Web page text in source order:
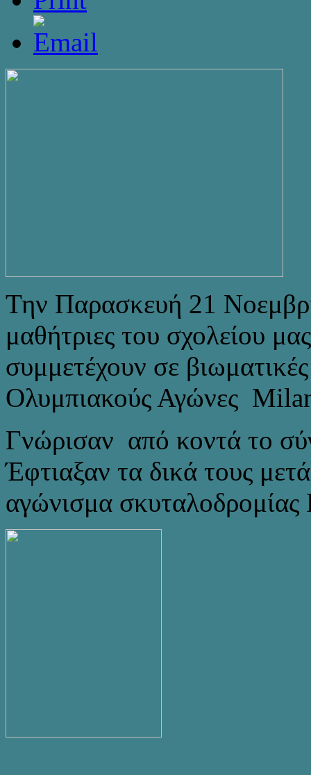
Την Παρασκευή 21
μαθήτριες του σχολείου
συμμετέχουν σε
Ολυμπιακούς Αγώνες
Γνώρισαν από κοντά το
Έφτιαξαν τα δικά τους
αγώνισμα